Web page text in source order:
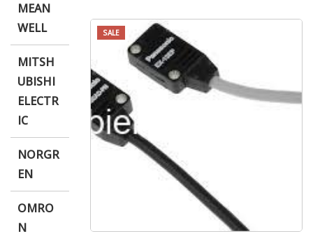
MEAN
WELL
MITSH
UBISHI
ELECTR
IC
NORGR
EN
OMRO
N
SALE